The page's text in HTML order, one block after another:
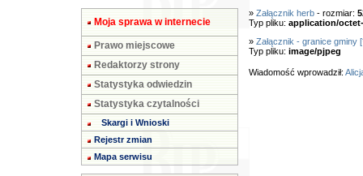
Moja sprawa w internecie
Prawo miejscowe
Redaktorzy strony
Statystyka odwiedzin
Statystyka czytalności
Skargi i Wnioski
Rejestr zmian
Mapa serwisu
» Załącznik herb- rozmiar:
Typ pliku: application/
» Załącznik - granice gminy
Typ pliku: image/pjpeg
Wiadomość wprowadził: